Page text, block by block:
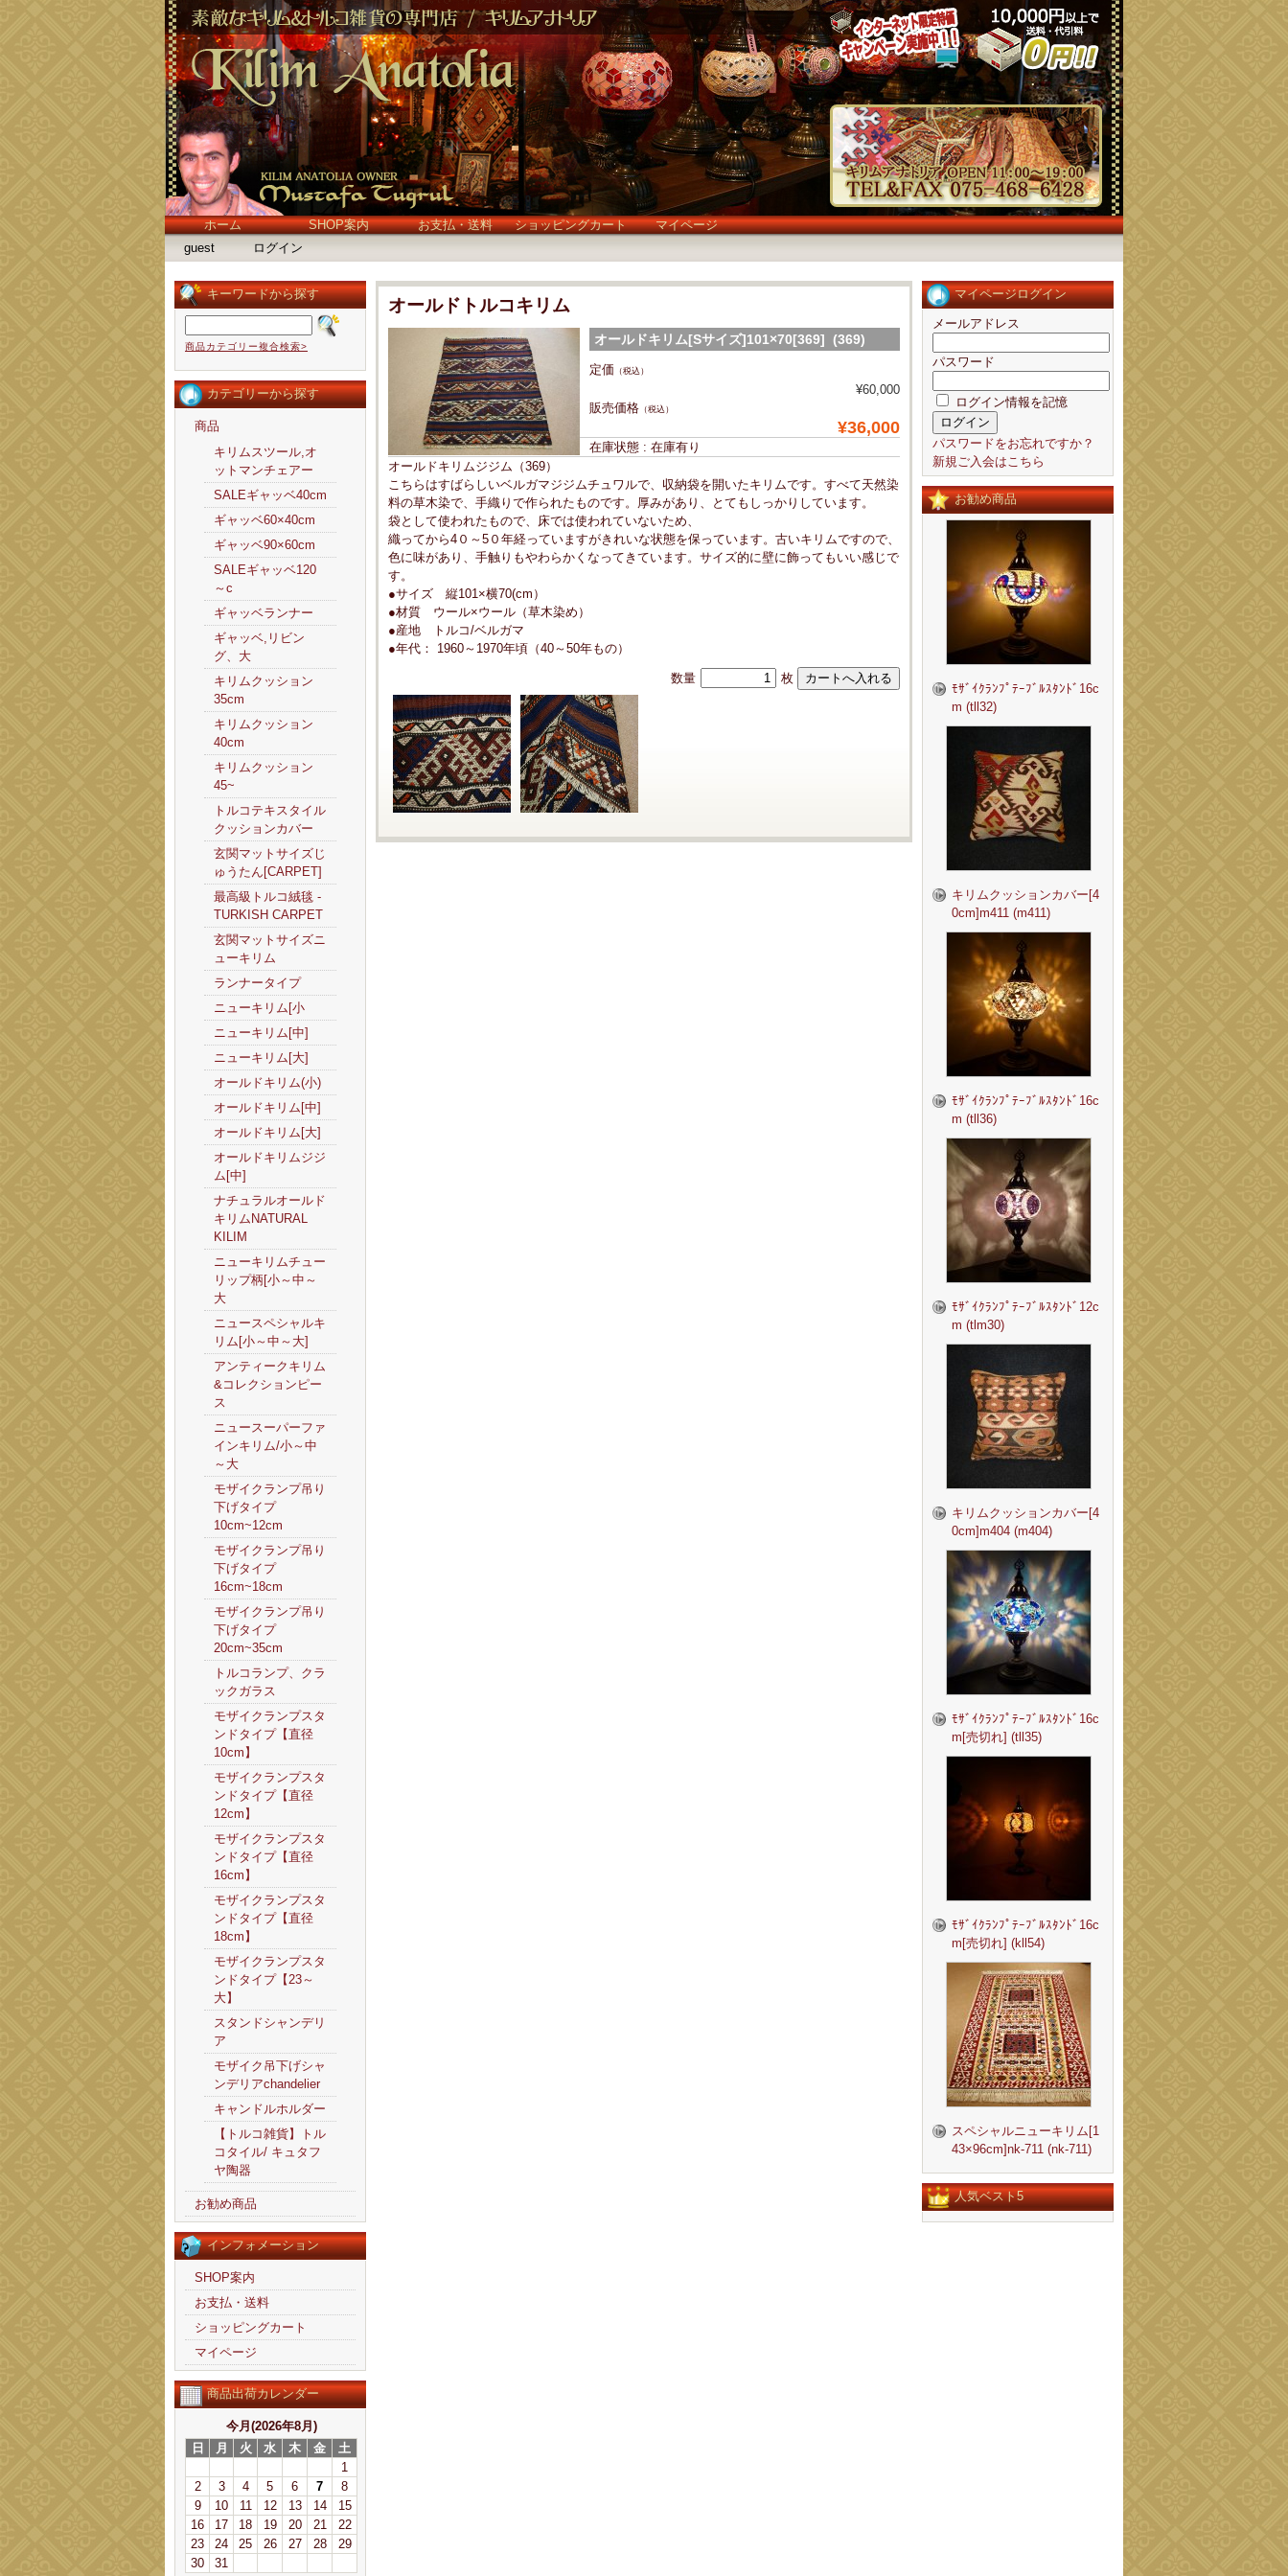
ホーム SHOP案内 お支払・送料 ショッピングカート
マイページ
guest
ログイン
キーワードから探す
商品カテゴリー複合検索>
カテゴリーから探す
商品
キリムスツール,オ
ットマンチェアー
SALEギャッベ40cm
ギャッベ60×40cm
ギャッベ90×60cm
SALEギャッベ120
～c
ギャッベランナー
ギャッベ,リビン
グ、大
キリムクッション
35cm
キリムクッション
40cm
キリムクッション
45~
トルコテキスタイル
クッションカバー
玄関マットサイズじ
ゅうたん[CARPET]
最高級トルコ絨毯 -
TURKISH CARPET
玄関マットサイズニ
ューキリム
ランナータイプ
ニューキリム[小
ニューキリム[中]
ニューキリム[大]
オールドキリム(小)
オールドキリム[中]
オールドキリム[大]
オールドキリムジジ
ム[中]
ナチュラルオールド
キリムNATURAL
KILIM
ニューキリムチュー
リップ柄[小～中～
大
ニュースペシャルキ
リム[小～中～大]
アンティークキリム
&コレクションピー
ス
ニュースーパーファ
インキリム/小～中
～大
モザイクランプ吊り
下げタイプ
10cm~12cm
モザイクランプ吊り
下げタイプ
16cm~18cm
モザイクランプ吊り
下げタイプ
20cm~35cm
トルコランプ、クラ
ックガラス
モザイクランプスタ
ンドタイプ【直径
10cm】
モザイクランプスタ
ンドタイプ【直径
12cm】
モザイクランプスタ
ンドタイプ【直径
16cm】
モザイクランプスタ
ンドタイプ【直径
18cm】
モザイクランプスタ
ンドタイプ【23～
大】
スタンドシャンデリ
ア
モザイク吊下げシャ
ンデリアchandelier
キャンドルホルダー
【トルコ雑貨】トル
コタイル/ キュタフ
ヤ陶器
お勧め商品
インフォメーション
SHOP案内
お支払・送料
ショッピングカート
マイページ
商品出荷カレンダー
今月(2026年8月)
日
月 火 水 木 金
土
1
2
3 4 5 6 7
8
9
10 11 12 13 14
15
16
17 18 19 20 21
22
23
24 25 26 27 28
29
30
31
マイページログイン
メールアドレス
パスワード
ログイン情報を記憶
パスワードをお忘れですか？
新規ご入会はこちら
お勧め商品
ﾓｻﾞｲｸﾗﾝﾌﾟﾃｰﾌﾞﾙｽﾀﾝﾄﾞ16c
m (tll32)
キリムクッションカバー[4
0cm]m411 (m411)
ﾓｻﾞｲｸﾗﾝﾌﾟﾃｰﾌﾞﾙｽﾀﾝﾄﾞ16c
m (tll36)
ﾓｻﾞｲｸﾗﾝﾌﾟﾃｰﾌﾞﾙｽﾀﾝﾄﾞ12c
m (tlm30)
キリムクッションカバー[4
0cm]m404 (m404)
ﾓｻﾞｲｸﾗﾝﾌﾟﾃｰﾌﾞﾙｽﾀﾝﾄﾞ16c
m[売切れ] (tll35)
ﾓｻﾞｲｸﾗﾝﾌﾟﾃｰﾌﾞﾙｽﾀﾝﾄﾞ16c
m[売切れ] (kll54)
スペシャルニューキリム[1
43×96cm]nk-711 (nk-711)
人気ベスト5
オールドトルコキリム
オールドキリム[Sサイズ]101×70[369] (369)
定価 （税込）
¥60,000
販売価格 （税込）
¥36,000
在庫状態 : 在庫有り
オールドキリムジジム（369）
こちらはすばらしいベルガマジジムチュワルで、収納袋を開いたキリムです。すべて天然染
料の草木染で、手織りで作られたものです。厚みがあり、とてもしっかりしています。
袋として使われたもので、床では使われていないため、
織ってから4０～5０年経っていますがきれいな状態を保っています。古いキリムですので、
色に味があり、手触りもやわらかくなってきています。サイズ的に壁に飾ってもいい感じで
す。
●サイズ 縦101×横70(cm）
●材質 ウール×ウール（草木染め）
●産地 トルコ/ベルガマ
●年代： 1960～1970年頃（40～50年もの）
数量 枚